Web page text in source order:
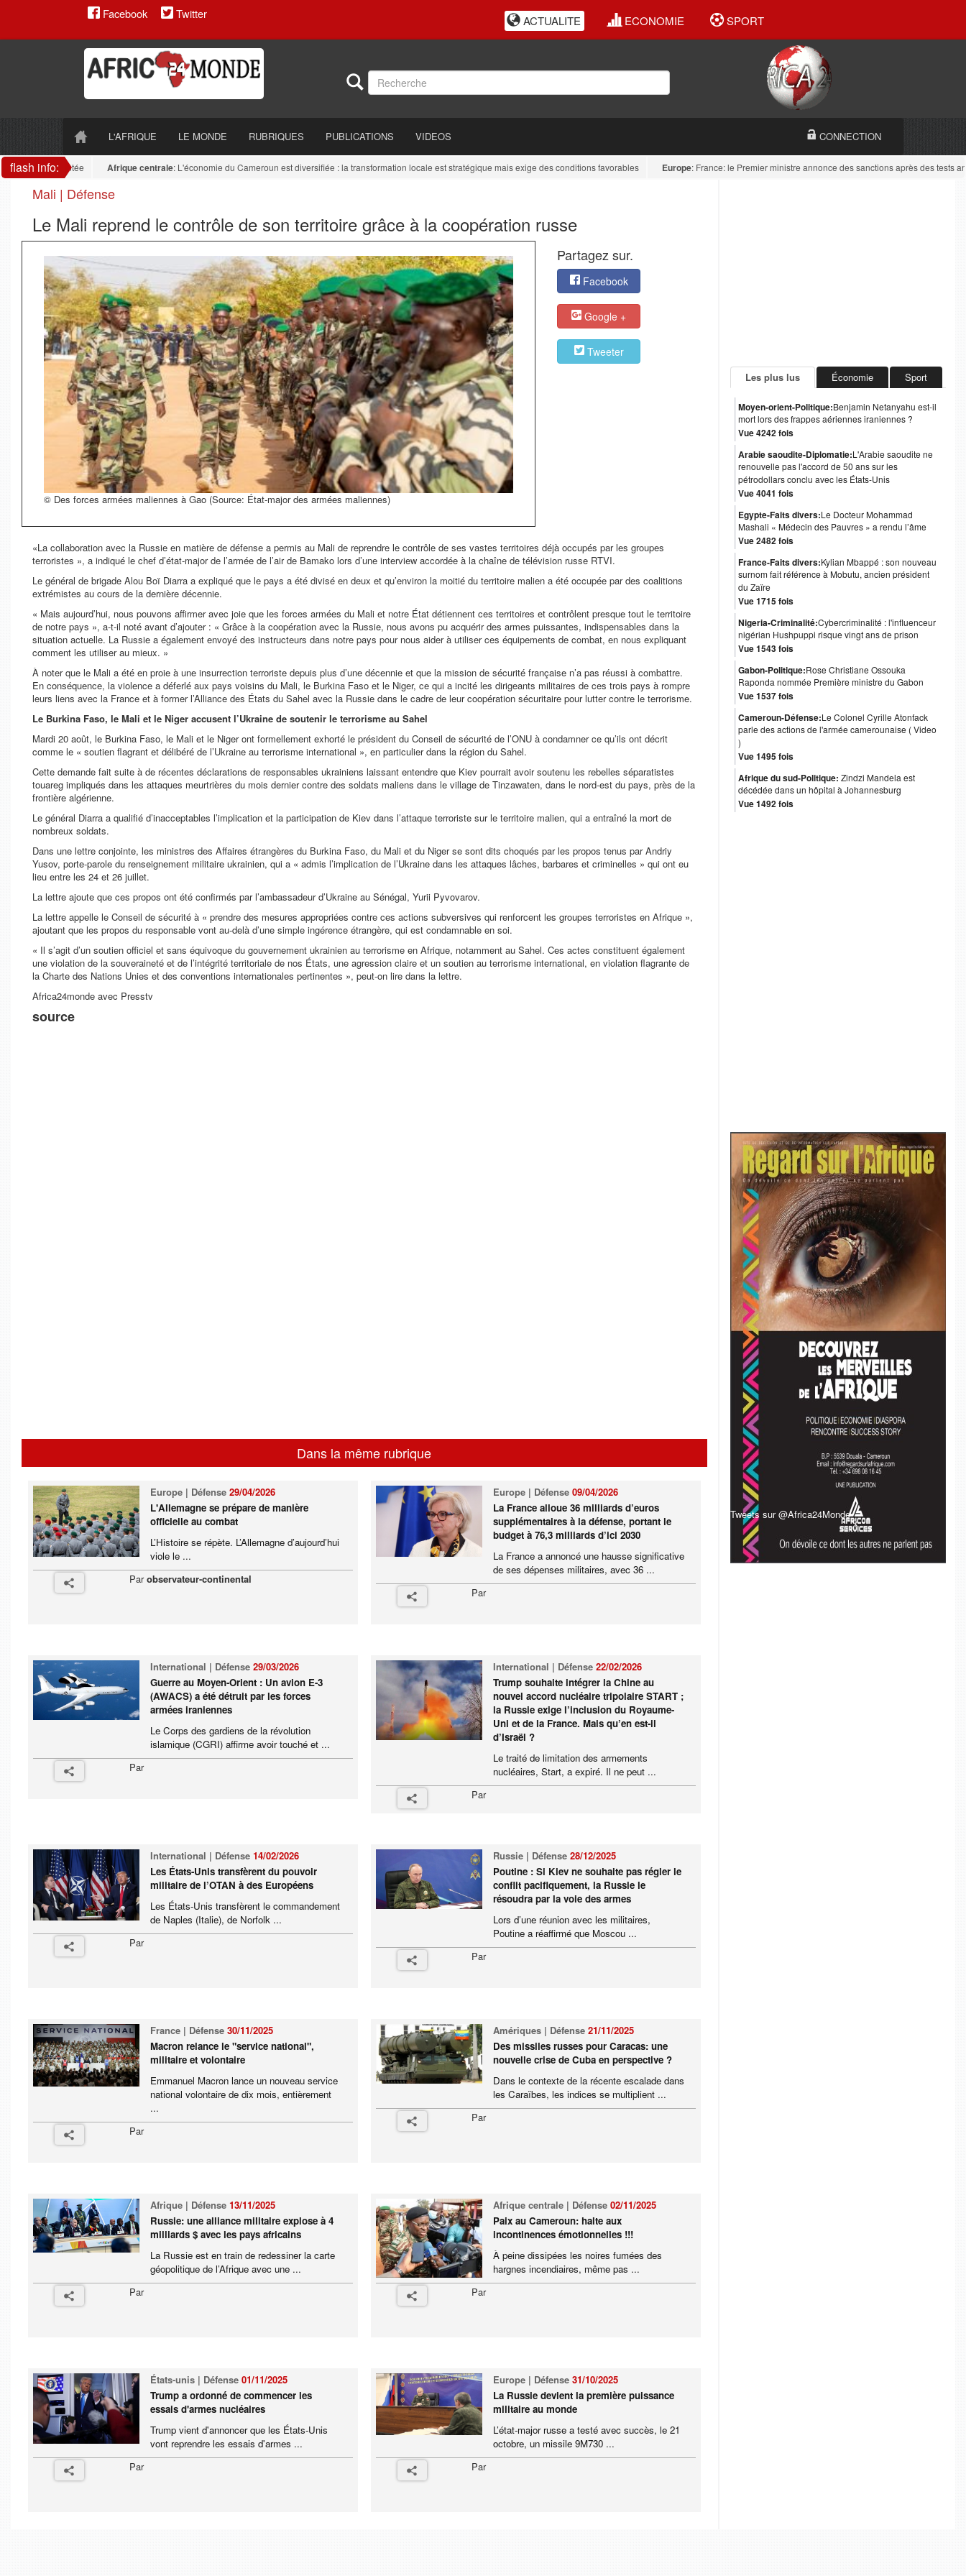
Facebook Twitter ACTUALITE ECONOMIE SPORT
L'AFRIQUE LE MONDE RUBRIQUES PUBLICATIONS VIDEOS CONNECTION
flash info:
fragmentée Afrique centrale: L'économie du Cameroun est diversifiée : la transformation locale est stratégique mais exige des conditions favorables Europe: France: le Premier ministre annonce des sanctions après des tests
Mali | Défense
Le Mali reprend le contrôle de son territoire grâce à la coopération russe
© Des forces armées maliennes à Gao (Source: État-major des armées maliennes)
Partagez sur.
Facebook
Google +
Tweeter
«La collaboration avec la Russie en matière de défense a permis au Mali de reprendre le contrôle de ses vastes territoires déjà occupés par les groupes
terroristes », a indiqué le chef d’état-major de l’armée de l’air de Bamako lors d’une interview accordée à la chaîne de télévision russe RTVI.
Le général de brigade Alou Boï Diarra a expliqué que le pays a été divisé en deux et qu’environ la moitié du territoire malien a été occupée par des coalitions
extrémistes au cours de la dernière décennie.
« Mais aujourd’hui, nous pouvons affirmer avec joie que les forces armées du Mali et notre État détiennent ces territoires et contrôlent presque tout le territoire
de notre pays », a-t-il noté avant d’ajouter : « Grâce à la coopération avec la Russie, nous avons pu acquérir des armes puissantes, indispensables dans la
situation actuelle. La Russie a également envoyé des instructeurs dans notre pays pour nous aider à utiliser ces équipements de combat, en nous expliquant
comment les utiliser au mieux. »
À noter que le Mali a été en proie à une insurrection terroriste depuis plus d’une décennie et que la mission de sécurité française n’a pas réussi à combattre.
En conséquence, la violence a déferlé aux pays voisins du Mali, le Burkina Faso et le Niger, ce qui a incité les dirigeants militaires de ces trois pays à rompre
leurs liens avec la France et à former l’Alliance des États du Sahel avec la Russie dans le cadre de leur coopération sécuritaire pour lutter contre le terrorisme.
Le Burkina Faso, le Mali et le Niger accusent l’Ukraine de soutenir le terrorisme au Sahel
Mardi 20 août, le Burkina Faso, le Mali et le Niger ont formellement exhorté le président du Conseil de sécurité de l’ONU à condamner ce qu’ils ont décrit
comme le « soutien flagrant et délibéré de l’Ukraine au terrorisme international », en particulier dans la région du Sahel.
Cette demande fait suite à de récentes déclarations de responsables ukrainiens laissant entendre que Kiev pourrait avoir soutenu les rebelles séparatistes
touareg impliqués dans les attaques meurtrières du mois dernier contre des soldats maliens dans le village de Tinzawaten, dans le nord-est du pays, près de la
frontière algérienne.
Le général Diarra a qualifié d’inacceptables l’implication et la participation de Kiev dans l’attaque terroriste sur le territoire malien, qui a entraîné la mort de
nombreux soldats.
Dans une lettre conjointe, les ministres des Affaires étrangères du Burkina Faso, du Mali et du Niger se sont dits choqués par les propos tenus par Andriy
Yusov, porte-parole du renseignement militaire ukrainien, qui a « admis l’implication de l’Ukraine dans les attaques lâches, barbares et criminelles » qui ont eu
lieu entre les 24 et 26 juillet.
La lettre ajoute que ces propos ont été confirmés par l’ambassadeur d’Ukraine au Sénégal, Yurii Pyvovarov.
La lettre appelle le Conseil de sécurité à « prendre des mesures appropriées contre ces actions subversives qui renforcent les groupes terroristes en Afrique »,
ajoutant que les propos du responsable vont au-delà d’une simple ingérence étrangère, qui est condamnable en soi.
« Il s’agit d’un soutien officiel et sans équivoque du gouvernement ukrainien au terrorisme en Afrique, notamment au Sahel. Ces actes constituent également
une violation de la souveraineté et de l’intégrité territoriale de nos États, une agression claire et un soutien au terrorisme international, en violation flagrante de
la Charte des Nations Unies et des conventions internationales pertinentes », peut-on lire dans la lettre.
Africa24monde avec Presstv
source
Dans la même rubrique
Europe | Défense29/04/2026
L'Allemagne se prépare de manière
officielle au combat
L’Histoire se répète. L’Allemagne d’aujourd’hui
viole le ...
Parobservateur-continental
Europe | Défense 09/04/2026
La France alloue 36 milliards d’euros
supplémentaires à la défense, portant le
budget à 76,3 milliards d’ici 2030
La France a annoncé une hausse significative
de ses dépenses militaires, avec 36 ...
Par
International | Défense29/03/2026
Guerre au Moyen-Orient : Un avion E-3
(AWACS) a été détruit par les forces
armées iraniennes
Le Corps des gardiens de la révolution
islamique (CGRI) affirme avoir touché et ...
Par
International | Défense 22/02/2026
Trump souhaite intégrer la Chine au
nouvel accord nucléaire tripolaire START ;
la Russie exige l’inclusion du Royaume-
Uni et de la France. Mais qu’en est-il
d’Israël ?
Le traité de limitation des armements
nucléaires, Start, a expiré. Il ne peut ...
Par
International | Défense14/02/2026
Les États-Unis transfèrent du pouvoir
militaire de l’OTAN à des Européens
Les États-Unis transfèrent le commandement
de Naples (Italie), de Norfolk ...
Par
Russie | Défense 28/12/2025
Poutine : Si Kiev ne souhaite pas régler le
conflit pacifiquement, la Russie le
résoudra par la voie des armes
Lors d’une réunion avec les militaires,
Poutine a réaffirmé que Moscou ...
Par
France | Défense30/11/2025
Macron relance le "service national",
militaire et volontaire
Emmanuel Macron lance un nouveau service
national volontaire de dix mois, entièrement
...
Par
Amériques | Défense 21/11/2025
Des missiles russes pour Caracas: une
nouvelle crise de Cuba en perspective ?
Dans le contexte de la récente escalade dans
les Caraïbes, les indices se multiplient ...
Par
Afrique | Défense13/11/2025
Russie: une alliance militaire explose à 4
milliards $ avec les pays africains
La Russie est en train de redessiner la carte
géopolitique de l’Afrique avec une ...
Par
Afrique centrale | Défense 02/11/2025
Paix au Cameroun: halte aux
incontinences émotionnelles !!!
À peine dissipées les noires fumées des
hargnes incendiaires, même pas ...
Par
États-unis | Défense01/11/2025
Trump a ordonné de commencer les
essais d'armes nucléaires
Trump vient d'annoncer que les États-Unis
vont reprendre les essais d'armes ...
Par
Europe | Défense 31/10/2025
La Russie devient la première puissance
militaire au monde
L’état-major russe a testé avec succès, le 21
octobre, un missile 9M730 ...
Par
Les plus lus Économie Sport
Moyen-orient-Politique:Benjamin Netanyahu est-il
mort lors des frappes aériennes iraniennes ?
Vue 4242 fois
Arabie saoudite-Diplomatie:L'Arabie saoudite ne
renouvelle pas l'accord de 50 ans sur les
pétrodollars conclu avec les États-Unis
Vue 4041 fois
Egypte-Faits divers:Le Docteur Mohammad
Mashali « Médecin des Pauvres » a rendu l’âme
Vue 2482 fois
France-Faits divers:Kylian Mbappé : son nouveau
surnom fait référence à Mobutu, ancien président
du Zaïre
Vue 1715 fois
Nigeria-Criminalité:Cybercriminalité : l'influenceur
nigérian Hushpuppi risque vingt ans de prison
Vue 1543 fois
Gabon-Politique:Rose Christiane Ossouka
Raponda nommée Première ministre du Gabon
Vue 1537 fois
Cameroun-Défense:Le Colonel Cyrille Atonfack
parle des actions de l'armée camerounaise ( Video
)
Vue 1495 fois
Afrique du sud-Politique: Zindzi Mandela est
décédée dans un hôpital à Johannesburg
Vue 1492 fois
Tweets sur @Africa24Monde